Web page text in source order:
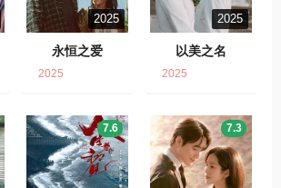
2025
永恒之爱
2025
2025
以美之名
2025
7.6 7.3